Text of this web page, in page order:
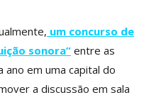
um concurso de
sonora” entre as
ano em uma capital do
a discussão em sala